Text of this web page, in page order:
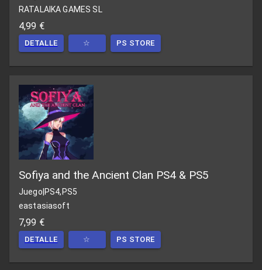
RATALAIKA GAMES SL
4,99 €
DETALLE ☆ PS STORE
Sofiya and the Ancient Clan PS4 & PS5
Juego|PS4,PS5
eastasiasoft
7,99 €
DETALLE ☆ PS STORE